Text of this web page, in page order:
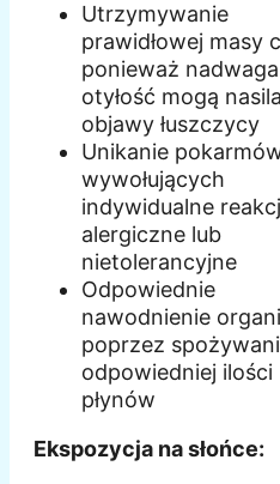
Utrzymywanie
prawidłowej masy
ponieważ
otyłość mogą
objawy łuszczycy
Unikanie
wywołujących
indywidualne
alergiczne lub
nietolerancyjne
Odpowiednie
nawodnienie
poprzez
odpowiedniej ilości
płynów
Ekspozycja na słońce: